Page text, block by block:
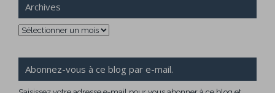
Archives
Archives
Abonnez-vous à ce blog par e-mail.